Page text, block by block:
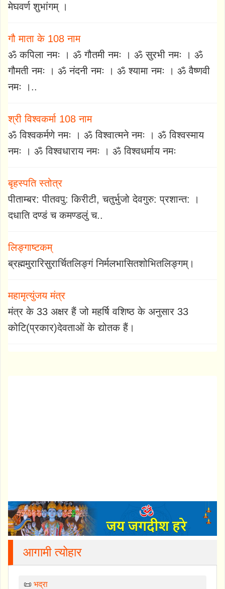
मेघवर्ण शुभांगम् ।
गौ माता के 108 नाम
ॐ कपिला नमः । ॐ गौतमी नमः । ॐ सुरभी नमः । ॐ
गौमती नमः । ॐ नंदनी नमः । ॐ श्यामा नमः । ॐ वैष्णवी
नमः ।..
श्री विश्वकर्मा 108 नाम
ॐ विश्वकर्मणे नमः । ॐ विश्वात्मने नमः । ॐ विश्वस्माय
नमः । ॐ विश्वधाराय नमः । ॐ विश्वधर्माय नमः
बृहस्पति स्तोत्र
पीताम्बर: पीतवपु: किरीटी, चतुर्भुजो देवगुरु: प्रशान्त: ।
दधाति दण्डं च कमण्डलुं च..
लिङ्गाष्टकम्
ब्रह्ममुरारिसुरार्चितलिङ्गं निर्मलभासितशोभितलिङ्गम्।
महामृत्युंजय मंत्र
मंत्र के 33 अक्षर हैं जो महर्षि वशिष्ठ के अनुसार 33
कोटि(प्रकार)देवताओं के द्योतक हैं।
आगामी त्योहार
📜 भद्रा